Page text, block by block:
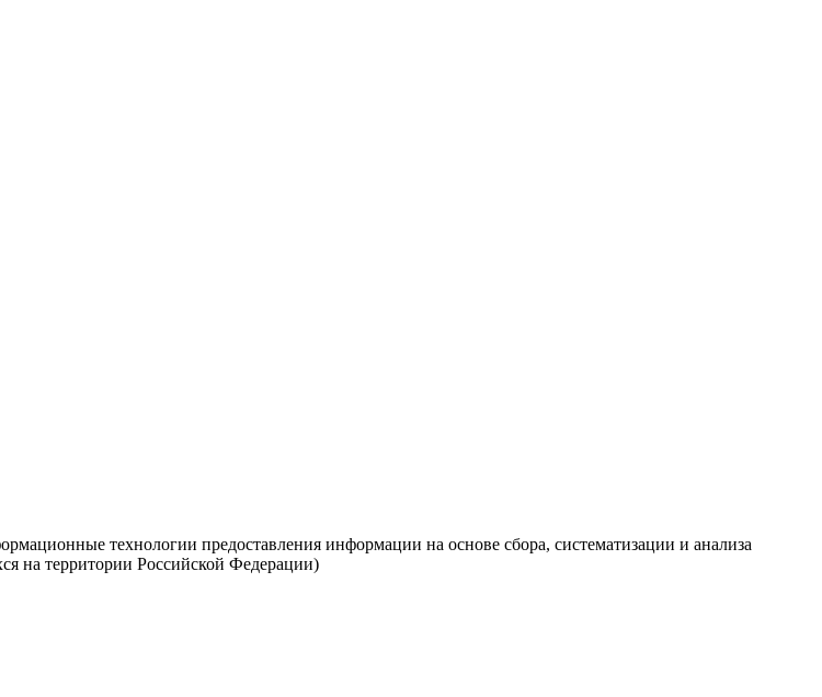
технологии предоставления информации на основе сбора, систематизации и анализа
на территории Российской Федерации)